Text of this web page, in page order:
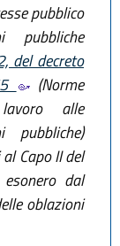
pubblico
pubbliche
del decreto
(Norme
alle
pubbliche)
Capo II del
dal
oblazioni